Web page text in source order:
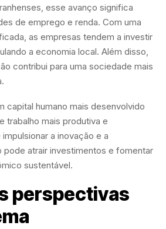
esse avanço significa
de emprego e renda. Com uma
as empresas tendem a investir
a economia local. Além disso,
contribui para uma sociedade mais
capital humano mais desenvolvido
trabalho mais produtiva e
a inovação e a
atrair investimentos e fomentar
sustentável.
perspectivas